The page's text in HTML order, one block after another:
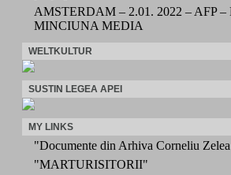
AMSTERDAM – 2.01. 2022 – AFP –
MINCIUNA MEDIA
WELTKULTUR
SUSTIN LEGEA APEI
MY LINKS
"Documente din Arhiva Corneliu
"MARTURISITORII"